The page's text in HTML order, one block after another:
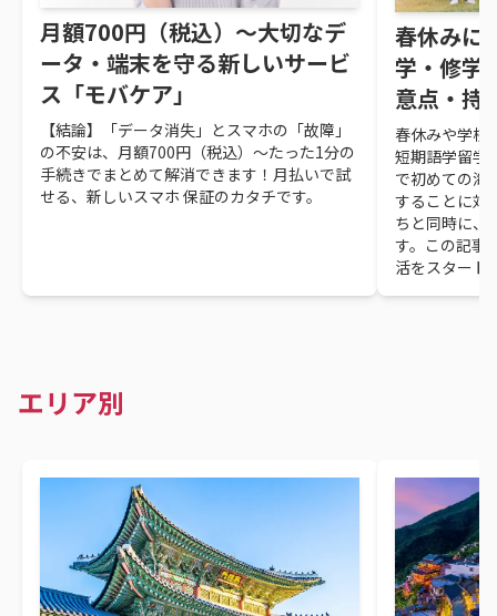
月額700円（税込）～大切なデ
ータ・端末を守る新しいサービ
ス「モバケア」
【結論】「データ消失」とスマホの「故障」
の不安は、月額700円（税込）～たった1分の
手続きでまとめて解消できます！月払いで試
せる、新しいスマホ 保証のカタチです。
春休みに
学・修学
意点・持
春休みや学校
短期語学留学
で初めての海
することに対
ちと同時に、
す。この記事
活をスタート
エリア別